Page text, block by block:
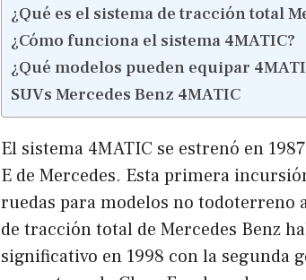
¿Qué es el sistema de tracción total
¿Cómo funciona el sistema 4MATIC?
¿Qué modelos pueden equipar
SUVs Mercedes Benz 4MATIC
El sistema 4MATIC se estrenó en
E de Mercedes. Esta primera
ruedas para modelos no
de tracción total de Mercedes Benz
significativo en 1998 con la segunda